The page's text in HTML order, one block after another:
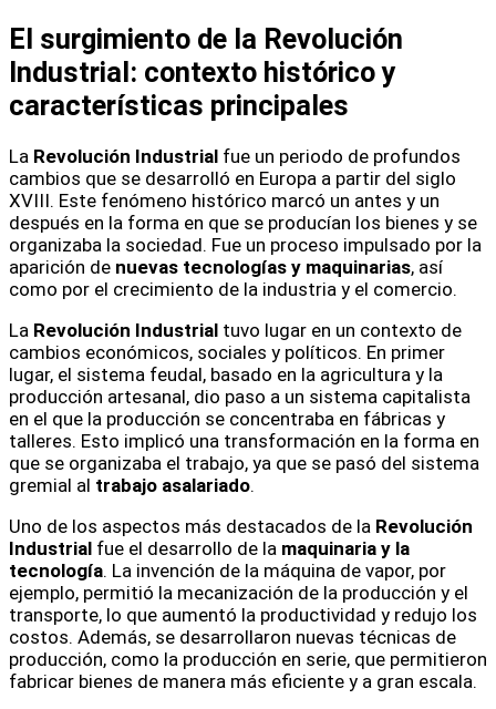
El surgimiento de la Revolución
Industrial: contexto histórico y
características principales
La Revolución Industrial fue un periodo de profundos
cambios que se desarrolló en Europa a partir del siglo
XVIII. Este fenómeno histórico marcó un antes y un
después en la forma en que se producían los bienes y se
organizaba la sociedad. Fue un proceso impulsado por la
aparición de nuevas tecnologías y maquinarias, así
como por el crecimiento de la industria y el comercio.
La Revolución Industrial tuvo lugar en un contexto de
cambios económicos, sociales y políticos. En primer
lugar, el sistema feudal, basado en la agricultura y la
producción artesanal, dio paso a un sistema capitalista
en el que la producción se concentraba en fábricas y
talleres. Esto implicó una transformación en la forma en
que se organizaba el trabajo, ya que se pasó del sistema
gremial al trabajo asalariado.
Uno de los aspectos más destacados de la Revolución
Industrial fue el desarrollo de la maquinaria y la
tecnología. La invención de la máquina de vapor, por
ejemplo, permitió la mecanización de la producción y el
transporte, lo que aumentó la productividad y redujo los
costos. Además, se desarrollaron nuevas técnicas de
producción, como la producción en serie, que permitieron
fabricar bienes de manera más eficiente y a gran escala.